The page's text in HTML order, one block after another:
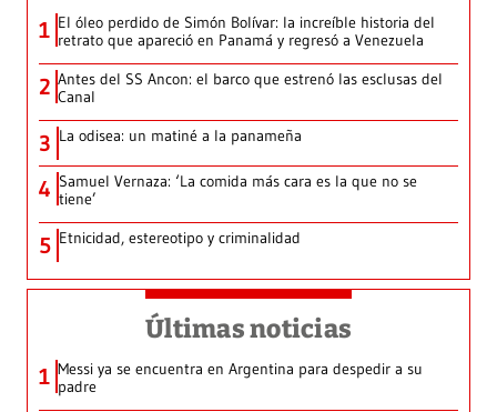
1 El óleo perdido de Simón Bolívar: la increíble historia del
retrato que apareció en Panamá y regresó a Venezuela
2 Antes del SS Ancon: el barco que estrenó las esclusas del
Canal
3 La odisea: un matiné a la panameña
4 Samuel Vernaza: ‘La comida más cara es la que no se
tiene’
5 Etnicidad, estereotipo y criminalidad
Últimas noticias
1 Messi ya se encuentra en Argentina para despedir a su
padre